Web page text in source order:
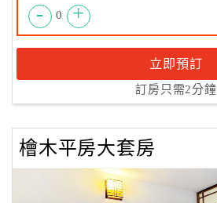
- 0 +
立即預訂
訂房只需2分鐘
檜木平房大套房